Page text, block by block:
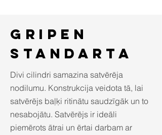
Gripen
standarta
Divi cilindri samazina satvērēja
nodilumu. Konstrukcija veidota tā, lai
satvērējs baļķi ritinātu saudzīgāk un to
nesabojātu. Satvērējs ir ideāli
piemērots ātrai un ērtai darbam ar